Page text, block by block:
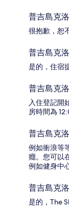
普吉島克
很抱歉，恕
普吉島克
是的，住宿
普吉島克
入住登記開
房時間為
普吉島克
例如衝浪等
癮。您可以
例如健身中
普吉島克
是的，The